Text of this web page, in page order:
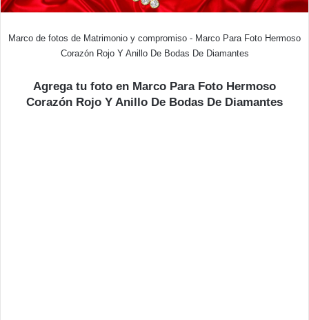
Marco de fotos de Matrimonio y compromiso - Marco Para Foto Hermoso
Corazón Rojo Y Anillo De Bodas De Diamantes
Agrega tu foto en Marco Para Foto Hermoso
Corazón Rojo Y Anillo De Bodas De Diamantes